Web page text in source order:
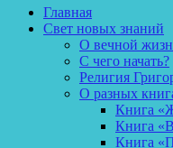
Главная
Свет новых знаний
О вечной
С чего начать?
Религия
О разных
Книга
Книга
Книга